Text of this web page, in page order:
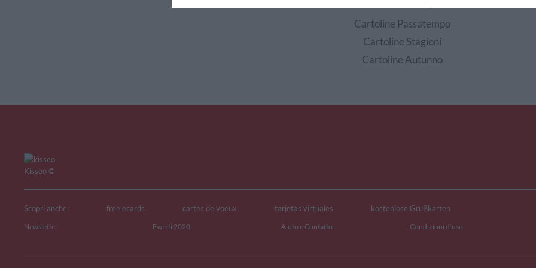
Cartoline Passatempo
Cartoline Stagioni
Cartoline Autunno
Kisseo©
Scopri anche: free ecards cartes de voeux tarjetas virtuales kostenlose Grußkarten
Newsletter Eventi 2020 Aiuto e Contatto Condizioni d'uso